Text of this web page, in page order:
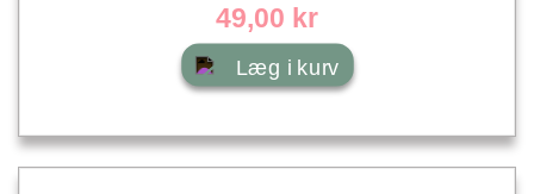
49,00 kr
Læg i kurv